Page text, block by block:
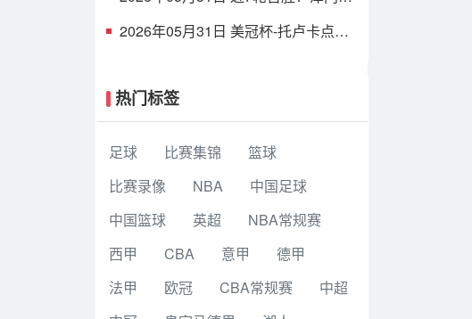
制胜
2026年05月31日 美冠杯-托卢卡点球
热门标签
足球 比赛集锦
篮球
比赛录像
NBA
中国足球
中国篮球
英超
NBA常规赛
西甲
CBA 意甲
德甲
法甲
欧冠 CBA常规赛
中超